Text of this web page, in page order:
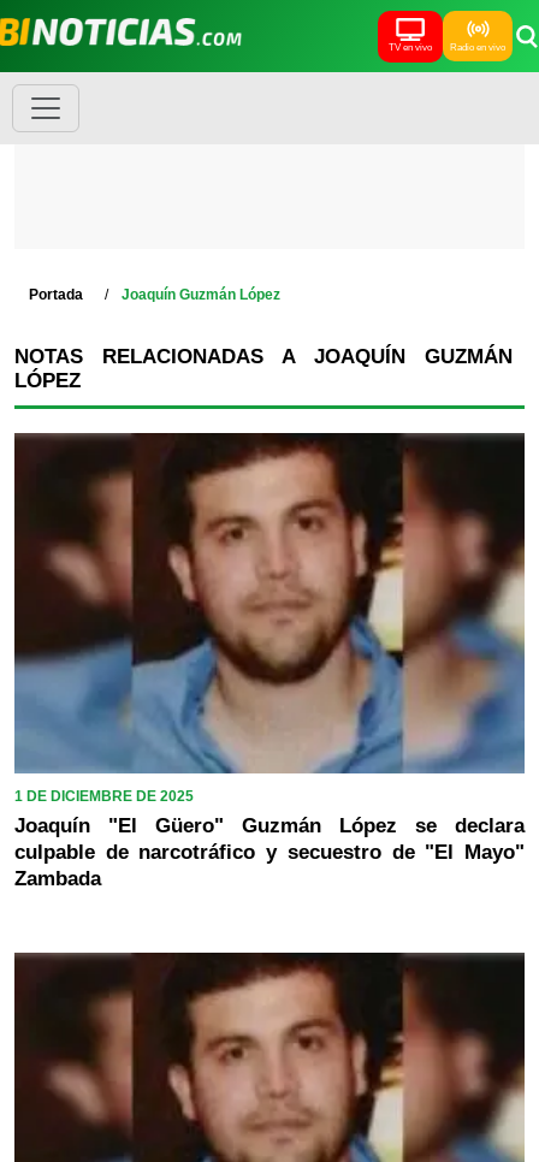
TV en vivo Radio en vivo
Portada Joaquín Guzmán López
NOTAS RELACIONADAS A JOAQUÍN GUZMÁN
LÓPEZ
1 DE DICIEMBRE DE 2025
Joaquín "El Güero" Guzmán López se declara
culpable de narcotráfico y secuestro de "El Mayo"
Zambada